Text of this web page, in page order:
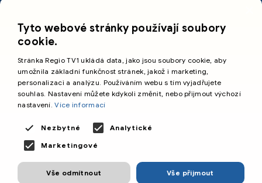
Sport
Cestování
Primetime Media s.r.o.
Tyto webové stránky používají soubory
cookie.
Stránka Regio TV1 ukládá data, jako jsou soubory cookie, aby
umožnila základní funkčnost stránek, jakož i marketing,
personalizaci a analýzu. Používáním webu s tím vyjadřujete
souhlas. Nastavení můžete kdykoli změnit, nebo přijmout výchozí
nastavení.Více informací
Nezbytné
Analytické
Marketingové
Vše přijmout
Vše odmítnout